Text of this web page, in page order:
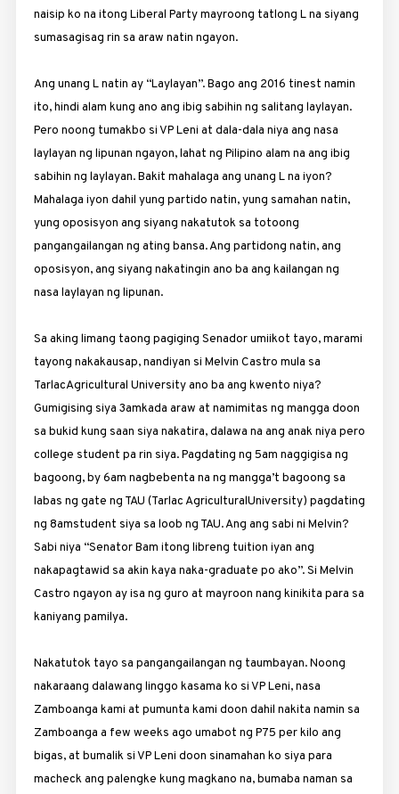
naisip ko na itong Liberal Party mayroong tatlong L na siyang
sumasagisag rin sa araw natin ngayon.
Ang unang L natin ay “Laylayan”. Bago ang 2016 tinest namin
ito, hindi alam kung ano ang ibig sabihin ng salitang laylayan.
Pero noong tumakbo si VP Leni at dala-dala niya ang nasa
laylayan ng lipunan ngayon, lahat ng Pilipino alam na ang ibig
sabihin ng laylayan. Bakit mahalaga ang unang L na iyon?
Mahalaga iyon dahil yung partido natin, yung samahan natin,
yung oposisyon ang siyang nakatutok sa totoong
pangangailangan ng ating bansa. Ang partidong natin, ang
oposisyon, ang siyang nakatingin ano ba ang kailangan ng
nasa laylayan ng lipunan.
Sa aking limang taong pagiging Senador umiikot tayo, marami
tayong nakakausap, nandiyan si Melvin Castro mula sa
TarlacAgricultural University ano ba ang kwento niya?
Gumigising siya 3amkada araw at namimitas ng mangga doon
sa bukid kung saan siya nakatira, dalawa na ang anak niya pero
college student pa rin siya. Pagdating ng 5am naggigisa ng
bagoong, by6am nagbebenta na ng mangga’t bagoong sa
labas ng gate ng TAU (Tarlac AgriculturalUniversity) pagdating
ng 8amstudent siya sa loob ng TAU. Ang ang sabi ni Melvin?
Sabi niya “Senator Bam itong libreng tuition iyan ang
nakapagtawid sa akin kaya naka-graduate po ako”. Si Melvin
Castro ngayon ay isa ng guro at mayroon nang kinikita para sa
kaniyang pamilya.
Nakatutok tayo sa pangangailangan ng taumbayan. Noong
nakaraang dalawang linggo kasama ko si VP Leni, nasa
Zamboanga kami at pumunta kami doon dahil nakita namin sa
Zamboanga a few weeks ago umabot ng P75 per kilo ang
bigas, at bumalik si VP Leni doon sinamahan ko siya para
macheck ang palengke kung magkano na, bumaba naman sa